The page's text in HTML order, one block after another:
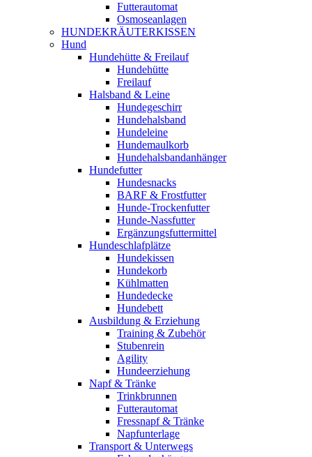
Futterautomat
Osmoseanlagen
HUNDEKRÄUTERKISSEN
Hund
Hundehütte & Freilauf
Hundehütte
Freilauf
Halsband & Leine
Hundegeschirr
Hundehalsband
Hundeleine
Hundemaulkorb
Hundehalsbandanhänger
Hundefutter
Hundesnacks
BARF & Frostfutter
Hunde-Trockenfutter
Hunde-Nassfutter
Ergänzungsfuttermittel
Hundeschlafplätze
Hundekissen
Hundekorb
Kühlmatten
Hundedecke
Hundebett
Ausbildung & Erziehung
Training & Zubehör
Stubenrein
Agility
Hundeerziehung
Napf & Tränke
Trinkbrunnen
Futterautomat
Fressnapf & Tränke
Napfunterlage
Transport & Unterwegs